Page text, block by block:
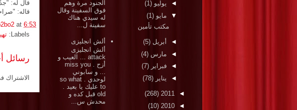
قال له:
قاله:
at 6:53 م
Labels:
رسائل
الاشتراك
◄ يوليو (1)
▼ مايو (1)
مكتب تأمين
◄ أبريل (5)
◄ مارس (4)
◄ فبراير (7)
◄ يناير (78)
◄
2011
(268)
◄
2010
(10)
الجنود مرة وهم
فوق السفينة وقال
له سيدي هناك
سفينة ل...
ألش انجليزى
ألش انجليزى
attack ... العيب و
أزح . miss you
... و سابوني
لوحدي . so what
to عليك يا بعيد .
old قبل كده و
محدش س...